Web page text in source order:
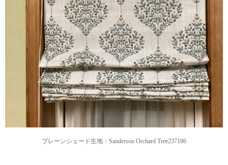
プレーンシェード生地：Sanderson Orchard Tree237186